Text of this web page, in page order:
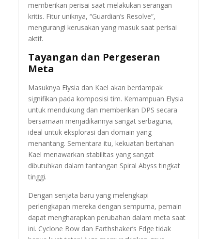
memberikan perisai saat melakukan serangan
kritis. Fitur uniknya, “Guardian’s Resolve”,
mengurangi kerusakan yang masuk saat perisai
aktif.
Tayangan dan Pergeseran
Meta
Masuknya Elysia dan Kael akan berdampak
signifikan pada komposisi tim. Kemampuan Elysia
untuk mendukung dan memberikan DPS secara
bersamaan menjadikannya sangat serbaguna,
ideal untuk eksplorasi dan domain yang
menantang. Sementara itu, kekuatan bertahan
Kael menawarkan stabilitas yang sangat
dibutuhkan dalam tantangan Spiral Abyss tingkat
tinggi.
Dengan senjata baru yang melengkapi
perlengkapan mereka dengan sempurna, pemain
dapat mengharapkan perubahan dalam meta saat
ini. Cyclone Bow dan Earthshaker’s Edge tidak